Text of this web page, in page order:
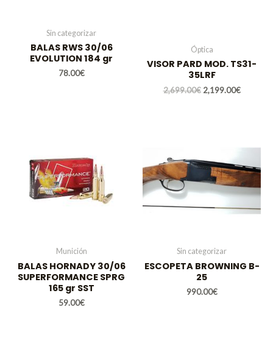
Sin categorizar
BALAS RWS 30/06
EVOLUTION 184 gr
78.00€
Óptica
VISOR PARD MOD. TS31-
35LRF
2,699.00€ 2,199.00€
Munición
BALAS HORNADY 30/06
SUPERFORMANCE SPRG
165 gr SST
59.00€
Sin categorizar
ESCOPETA BROWNING B-
25
990.00€